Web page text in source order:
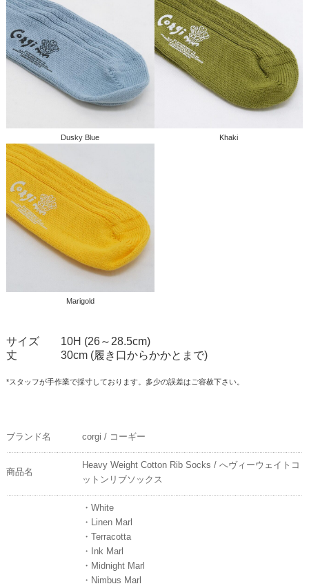
Dusky Blue Khaki
Marigold
サイズ
10H (26～28.5cm)
丈
30cm (履き口からかかとまで)
*スタッフが手作業で採寸しております。多少の誤差はご容赦下さい。
ブランド名 corgi / コーギー
商品名
Heavy Weight Cotton Rib Socks / へヴィーウェイトコ
ットンリブソックス
・White
・Linen Marl
・Terracotta
・Ink Marl
・Midnight Marl
・Nimbus Marl